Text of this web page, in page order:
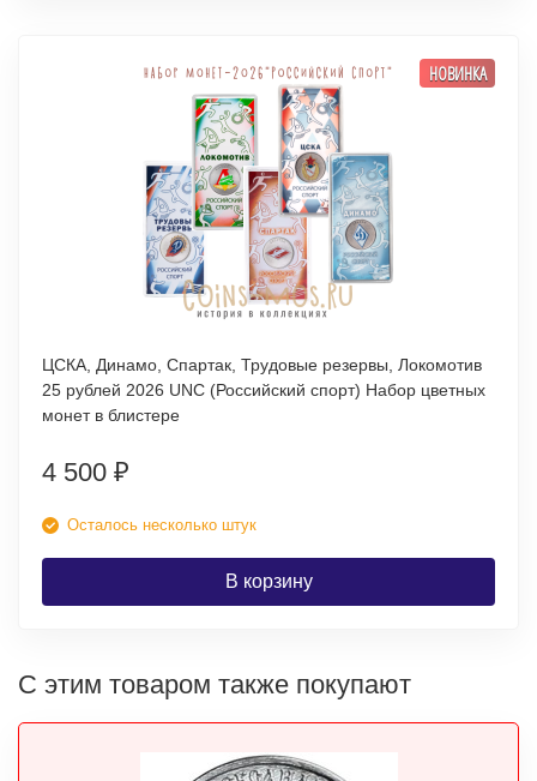
НОВИНКА
ЦСКА, Динамо, Спартак, Трудовые резервы, Локомотив
25 рублей 2026 UNC (Российский спорт) Набор цветных
монет в блистере
4 500 ₽
Осталось несколько штук
В корзину
С этим товаром также покупают